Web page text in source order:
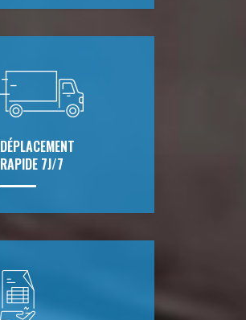
DÉPLACEMENT
RAPIDE 7J/7